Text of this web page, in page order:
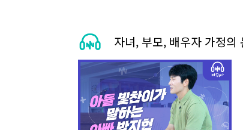
자녀, 부모, 배우자 가정의